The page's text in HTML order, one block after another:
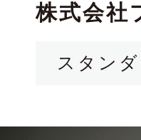
株式会社
スタン